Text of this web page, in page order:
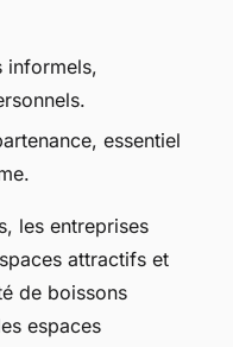
informels,
essentiel
les entreprises
attractifs et
de boissons
espaces